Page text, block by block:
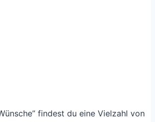
findest du eine Vielzahl von